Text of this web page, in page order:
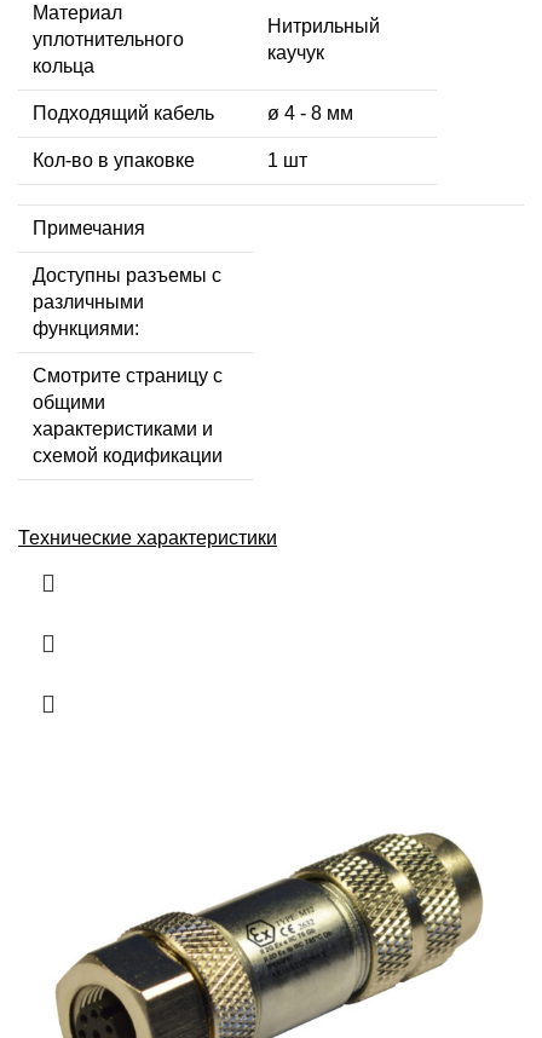
Материал
уплотнительного
кольца
Нитрильный
каучук
Подходящий кабель ø 4 - 8 мм
Кол-во в упаковке 1 шт
Примечания
Доступны разъемы с
различными
функциями:
Смотрите страницу с
общими
характеристиками и
схемой кодификации
Технические характеристики